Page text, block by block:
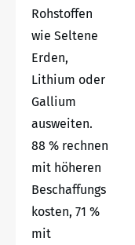
Rohstoffen
wie Seltene
Erden,
Lithium oder
Gallium
ausweiten.
88 % rechnen
mit höheren
Beschaffungs
kosten, 71 %
mit